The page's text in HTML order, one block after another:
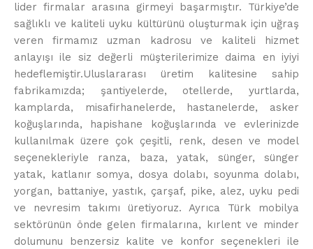
lider firmalar arasına girmeyi başarmıştır. Türkiye’de
sağlıklı ve kaliteli uyku kültürünü oluşturmak için uğraş
veren firmamız uzman kadrosu ve kaliteli hizmet
anlayışı ile siz değerli müşterilerimize daima en iyiyi
hedeflemiştir.Uluslararası üretim kalitesine sahip
fabrikamızda; şantiyelerde, otellerde, yurtlarda,
kamplarda, misafirhanelerde, hastanelerde, asker
koğuşlarında, hapishane koğuşlarında ve evlerinizde
kullanılmak üzere çok çeşitli, renk, desen ve model
seçenekleriyle ranza, baza, yatak, sünger, sünger
yatak, katlanır somya, dosya dolabı, soyunma dolabı,
yorgan, battaniye, yastık, çarşaf, pike, alez, uyku pedi
ve nevresim takımı üretiyoruz. Ayrıca Türk mobilya
sektörünün önde gelen firmalarına, kırlent ve minder
dolumunu benzersiz kalite ve konfor seçenekleri ile